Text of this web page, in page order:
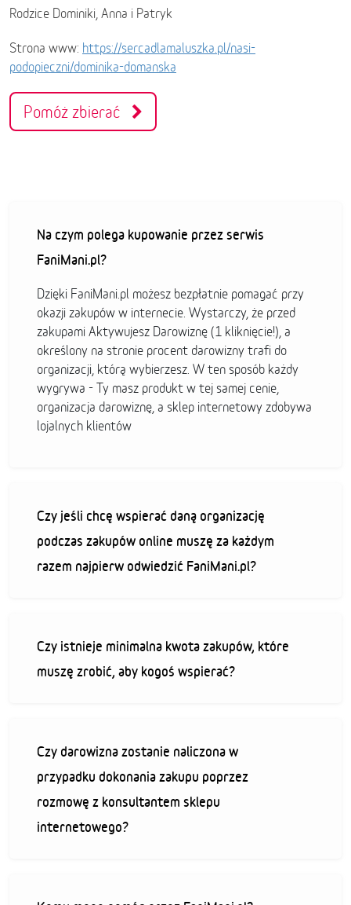
Rodzice Dominiki, Anna i Patryk
Strona www: https://sercadlamaluszka.pl/nasi-
podopieczni/dominika-domanska
Pomóż zbierać
Na czym polega kupowanie przez serwis
FaniMani.pl?
Dzięki FaniMani.pl możesz bezpłatnie pomagać przy
okazji zakupów w internecie. Wystarczy, że przed
zakupami Aktywujesz Darowiznę (1 kliknięcie!), a
określony na stronie procent darowizny trafi do
organizacji, którą wybierzesz. W ten sposób każdy
wygrywa - Ty masz produkt w tej samej cenie,
organizacja darowiznę, a sklep internetowy zdobywa
lojalnych klientów
Czy jeśli chcę wspierać daną organizację
podczas zakupów online muszę za każdym
razem najpierw odwiedzić FaniMani.pl?
Czy istnieje minimalna kwota zakupów, które
muszę zrobić, aby kogoś wspierać?
Czy darowizna zostanie naliczona w
przypadku dokonania zakupu poprzez
rozmowę z konsultantem sklepu
internetowego?